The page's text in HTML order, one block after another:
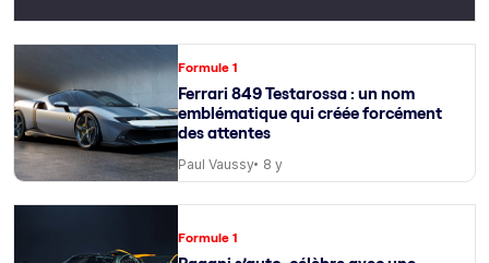
Formule 1
Ferrari 849 Testarossa : un nom
emblématique qui créée forcément
des attentes
Paul Vaussy 8 y
Formule 1